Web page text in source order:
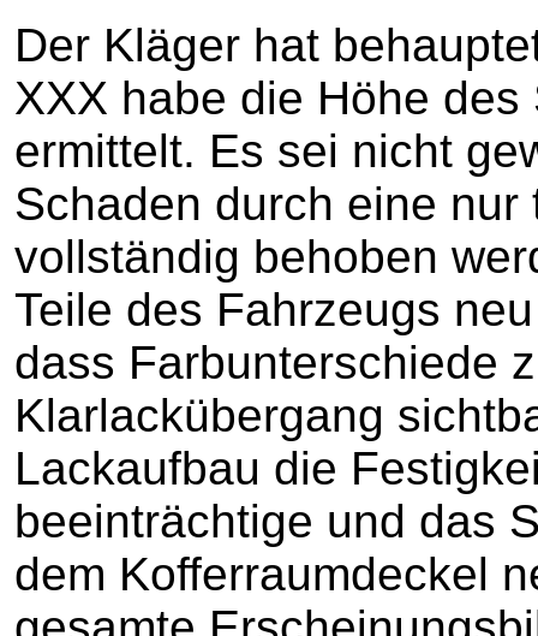
Der Kläger hat
XXX habe die Höhe
ermittelt. Es sei nicht
Schaden durch eine
vollständig behoben
Teile des Fahrzeugs
dass Farbunterschiede
Klarlackübergang
Lackaufbau die
beeinträchtige und das
dem Kofferraumdeckel